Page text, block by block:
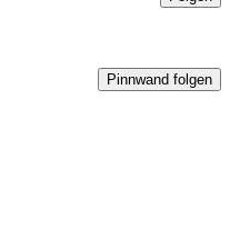
Pinnwand folgen